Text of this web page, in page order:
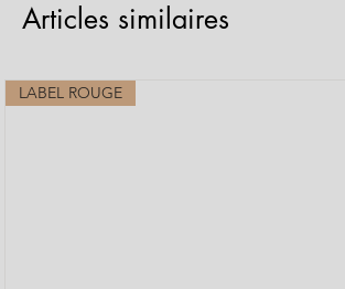
Articles similaires
LABEL ROUGE